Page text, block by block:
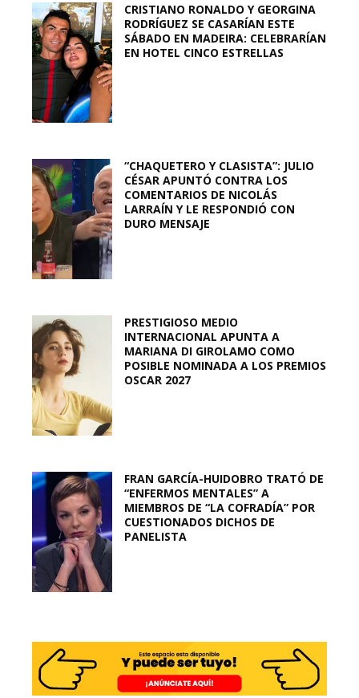
CRISTIANO RONALDO Y GEORGINA
RODRÍGUEZ SE CASARÍAN ESTE
SÁBADO EN MADEIRA: CELEBRARÍAN
EN HOTEL CINCO ESTRELLAS
“CHAQUETERO Y CLASISTA”: JULIO
CÉSAR APUNTÓ CONTRA LOS
COMENTARIOS DE NICOLÁS
LARRAÍN Y LE RESPONDIÓ CON
DURO MENSAJE
PRESTIGIOSO MEDIO
INTERNACIONAL APUNTA A
MARIANA DI GIROLAMO COMO
POSIBLE NOMINADA A LOS PREMIOS
OSCAR 2027
FRAN GARCÍA-HUIDOBRO TRATÓ DE
“ENFERMOS MENTALES” A
MIEMBROS DE “LA COFRADÍA” POR
CUESTIONADOS DICHOS DE
PANELISTA